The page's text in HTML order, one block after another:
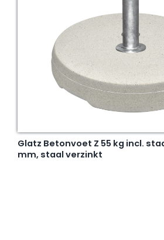
Glatz Betonvoet Z 55 kg incl.
mm, staal verzinkt